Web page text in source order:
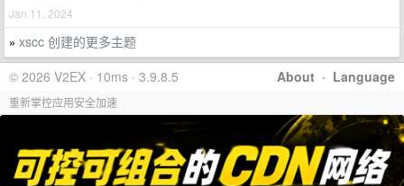
Jan 11, 2024
» xscc 创建的更多主题
About · Language
© 2026 V2EX · 10ms · 3.9.8.5
重新掌控应用安全加速